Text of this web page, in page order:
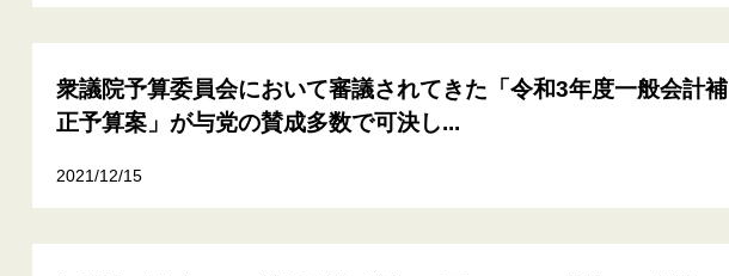
衆議院予算委員会において審議されてきた「令和3年度一般会計補
正予算案」が与党の賛成多数で可決し...
2021/12/15